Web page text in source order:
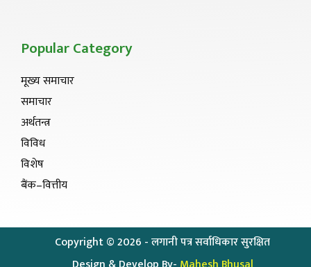
Popular Category
मूख्य समाचार
समाचार
अर्थतन्त्र
विविध
विशेष
बैंक–वित्तीय
Copyright ©2026 - लगानी पत्र सर्वाधिकार सुरक्षित